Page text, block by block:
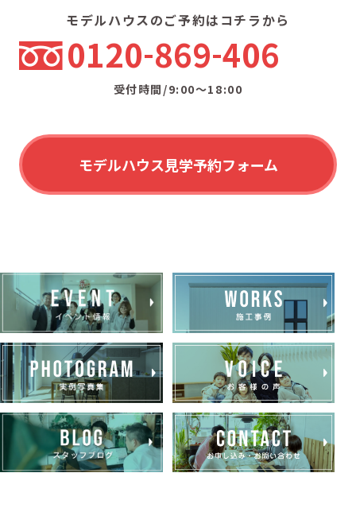
モデルハウスのご予約はコチラから
0120 869 406
受付時間/9:00〜18:00
モデルハウス見学予約フォーム